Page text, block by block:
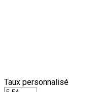
Taux personnalisé